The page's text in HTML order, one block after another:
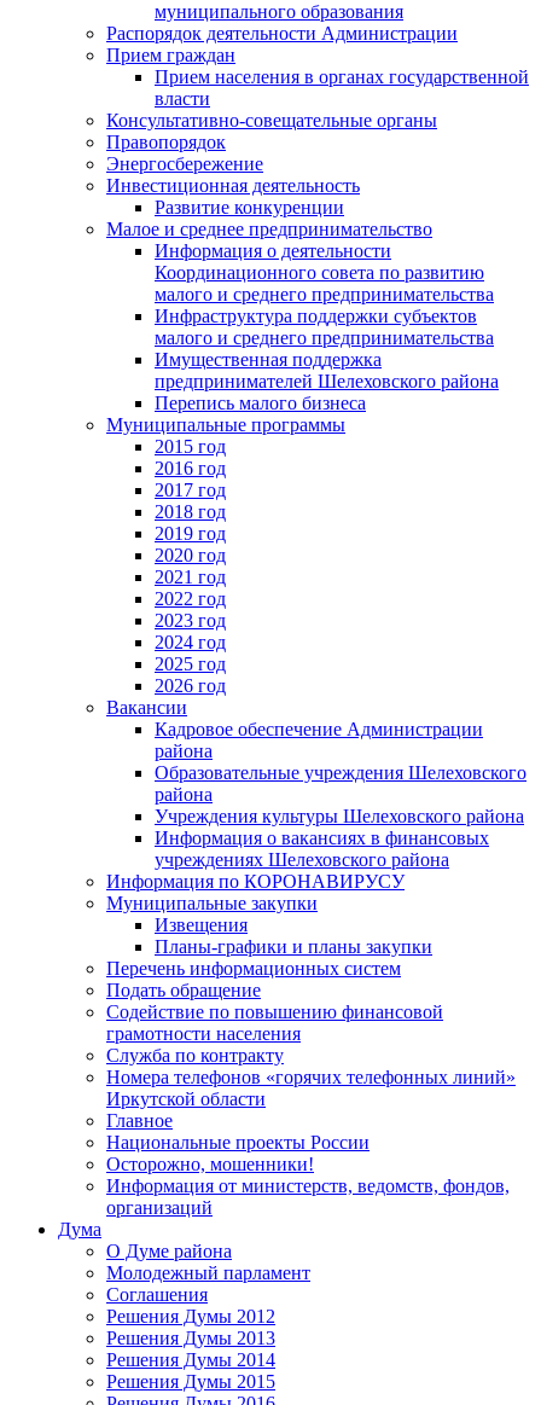
муниципального образования
Распорядок деятельности Администрации
Прием граждан
Прием населения в органах государственной
власти
Консультативно-совещательные органы
Правопорядок
Энергосбережение
Инвестиционная деятельность
Развитие конкуренции
Малое и среднее предпринимательство
Информация о деятельности
Координационного совета по развитию
малого и среднего предпринимательства
Инфраструктура поддержки субъектов
малого и среднего предпринимательства
Имущественная поддержка
предпринимателей Шелеховского района
Перепись малого бизнеса
Муниципальные программы
2015 год
2016 год
2017 год
2018 год
2019 год
2020 год
2021 год
2022 год
2023 год
2024 год
2025 год
2026 год
Вакансии
Кадровое обеспечение Администрации
района
Образовательные учреждения Шелеховского
района
Учреждения культуры Шелеховского района
Информация о вакансиях в финансовых
учреждениях Шелеховского района
Информация по КОРОНАВИРУСУ
Муниципальные закупки
Извещения
Планы-графики и планы закупки
Перечень информационных систем
Подать обращение
Содействие по повышению финансовой
грамотности населения
Служба по контракту
Номера телефонов «горячих телефонных линий»
Иркутской области
Главное
Национальные проекты России
Осторожно, мошенники!
Информация от министерств, ведомств, фондов,
организаций
Дума
О Думе района
Молодежный парламент
Соглашения
Решения Думы 2012
Решения Думы 2013
Решения Думы 2014
Решения Думы 2015